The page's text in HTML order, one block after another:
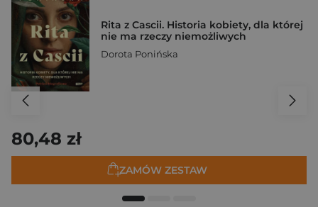
Rita z Cascii. Historia kobiety, dla której
nie ma rzeczy niemożliwych
Dorota Ponińska
80,48 zł
ZAMÓW ZESTAW